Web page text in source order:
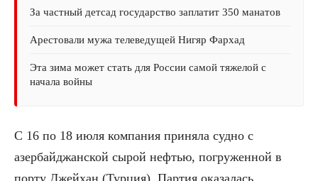
За частный детсад государство заплатит 350 манатов
Арестовали мужа телеведущей Нигяр Фархад
Эта зима может стать для России самой тяжелой с
начала войны
С 16 по 18 июля компания приняла судно с
азербайджанской сырой нефтью, погруженной в
порту Джейхан (Турция). Партия оказалась